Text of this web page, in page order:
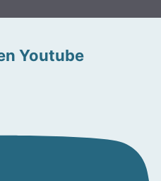
Youtube